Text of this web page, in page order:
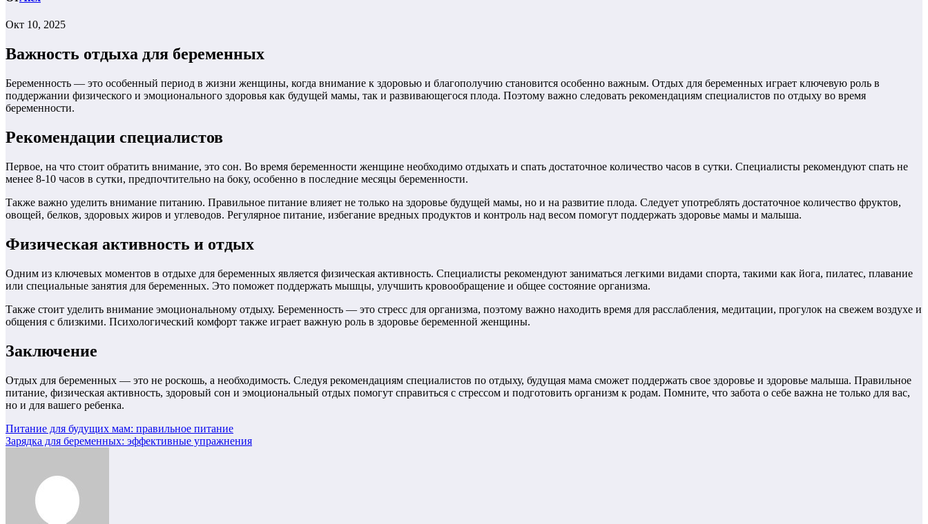
Окт 10, 2025
Важность отдыха для беременных
Беременность — это особенный период в жизни женщины, когда внимание к здоровью и благополучию становится особенно важным. Отдых для беременных играет ключевую роль в
поддержании физического и эмоционального здоровья как будущей мамы, так и развивающегося плода. Поэтому важно следовать рекомендациям специалистов по отдыху во время
беременности.
Рекомендации специалистов
Первое, на что стоит обратить внимание, это сон. Во время беременности женщине необходимо отдыхать и спать достаточное количество часов в сутки. Специалисты рекомендуют спать не
менее 8-10 часов в сутки, предпочтительно на боку, особенно в последние месяцы беременности.
Также важно уделить внимание питанию. Правильное питание влияет не только на здоровье будущей мамы, но и на развитие плода. Следует употреблять достаточное количество фруктов,
овощей, белков, здоровых жиров и углеводов. Регулярное питание, избегание вредных продуктов и контроль над весом помогут поддержать здоровье мамы и малыша.
Физическая активность и отдых
Одним из ключевых моментов в отдыхе для беременных является физическая активность. Специалисты рекомендуют заниматься легкими видами спорта, такими как йога, пилатес, плавание
или специальные занятия для беременных. Это поможет поддержать мышцы, улучшить кровообращение и общее состояние организма.
Также стоит уделить внимание эмоциональному отдыху. Беременность — это стресс для организма, поэтому важно находить время для расслабления, медитации, прогулок на свежем воздухе и
общения с близкими. Психологический комфорт также играет важную роль в здоровье беременной женщины.
Заключение
Отдых для беременных — это не роскошь, а необходимость. Следуя рекомендациям специалистов по отдыху, будущая мама сможет поддержать свое здоровье и здоровье малыша. Правильное
питание, физическая активность, здоровый сон и эмоциональный отдых помогут справиться с стрессом и подготовить организм к родам. Помните, что забота о себе важна не только для вас,
но и для вашего ребенка.
Навигация
по
Питание для будущих мам: правильное питание
Зарядка для беременных: эффективные упражнения